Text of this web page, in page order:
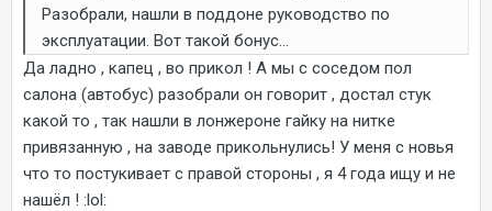
Разобрали, нашли в поддоне руководство по
эксплуатации. Вот такой бонус...
Да ладно , капец , во прикол ! А мы с соседом пол
салона (автобус) разобрали он говорит , достал стук
какой то , так нашли в лонжероне гайку на нитке
привязанную , на заводе прикольнулись! У меня с новья
что то постукивает с правой стороны , я 4 года ищу и не
нашёл ! :lol: